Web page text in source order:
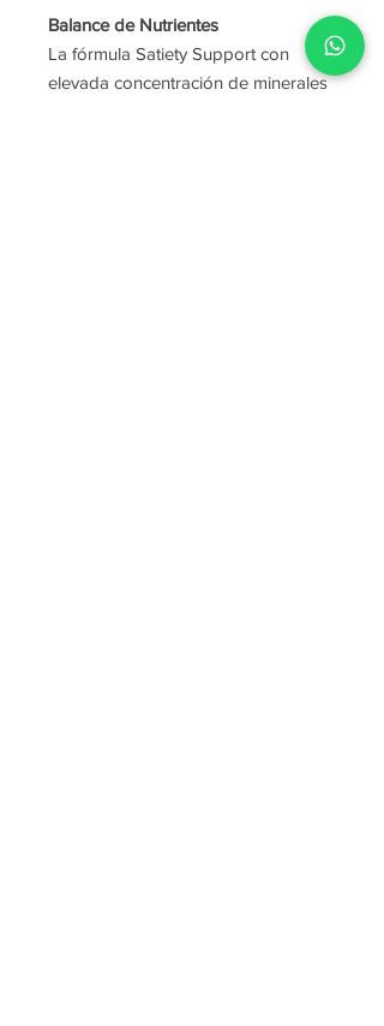
Balance de Nutrientes
La fórmula Satiety Support con
elevada concentración de minerales